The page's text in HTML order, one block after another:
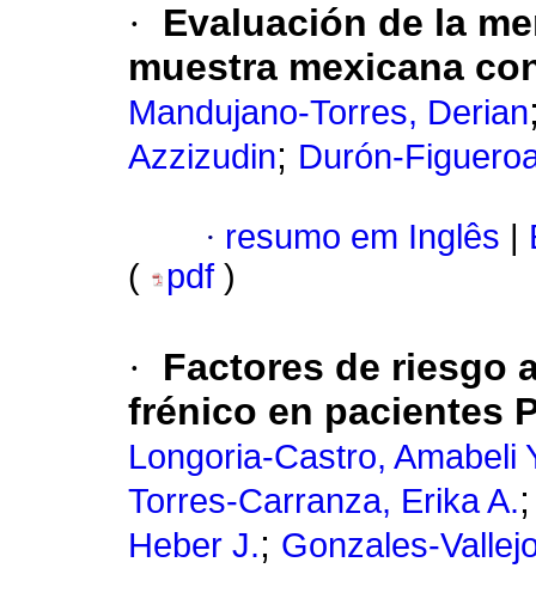
·
Evaluación de la
muestra mexicana
Mandujano-Torres, Derian
Azzizudin; Durón-
· resumo em Inglês
(
pdf )
·
Factores de riesgo
frénico en pacientes
Longoria-Castro, Amabeli
Torres-Carranza, Erika A.
Heber J.; Gonzales-